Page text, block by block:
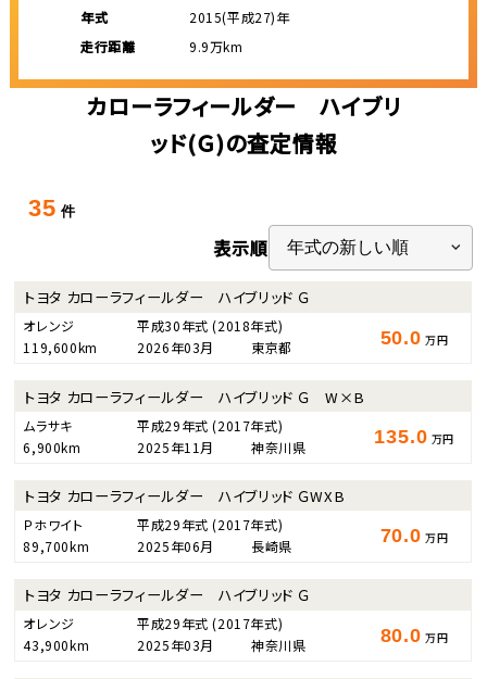
年式
2015(平成27)年
走行距離
9.9万km
カローラフィールダー ハイブリ
ッド(Ｇ)の査定情報
35 件
表示順
トヨタ カローラフィールダー ハイブリッド Ｇ
オレンジ 平成30年式(2018年式)
119,600km
2026年03月 東京都 50.0 万円
トヨタ カローラフィールダー ハイブリッド Ｇ W×B
ムラサキ 平成29年式(2017年式)
6,900km
2025年11月 神奈川県 135.0 万円
トヨタ カローラフィールダー ハイブリッド ＧWXB
Ｐホワイト 平成29年式(2017年式)
89,700km
2025年06月 長崎県 70.0 万円
トヨタ カローラフィールダー ハイブリッド Ｇ
オレンジ 平成29年式(2017年式)
43,900km
2025年03月 神奈川県 80.0 万円